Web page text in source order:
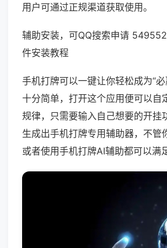
用户可通过正规渠道获取使用。
辅助安装，可QQ搜索申请
件安装教程
手机打牌可以一键让你轻松成为“
十分简单，打开这个应用便可以自
规律，只需要输入自己想要的开挂
生成出手机打牌专用辅助器，不管
或者使用手机打牌AI辅助都可以满